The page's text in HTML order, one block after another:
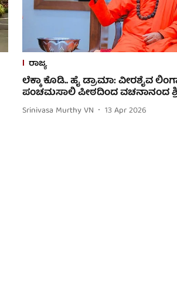
ರಾಜ್ಯ
ಲೆಕ್ಕಾ ಕೊಡಿ.. ಹೈ ಡ್ರಾಮಾ: ವೀರಶೈವ
ಪಂಚಮಸಾಲಿ ಪೀಠದಿಂದ ವಚನಾನಂದ
Srinivasa Murthy VN 13 Apr 2026